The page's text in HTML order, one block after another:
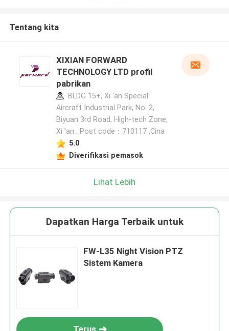
Tentang kita
XIXIAN FORWARD
TECHNOLOGY LTD profil
pabrikan
BLDG 15+, Xi 'an Special
Aircraft Industrial Park, No. 2,
Biyuan 3rd Road, High-tech Zone,
Xi 'an . Post code：710117 ,Cina
5.0
Diverifikasi pemasok
Lihat Lebih
Dapatkan Harga Terbaik untuk
FW-L35 Night Vision PTZ
Sistem Kamera